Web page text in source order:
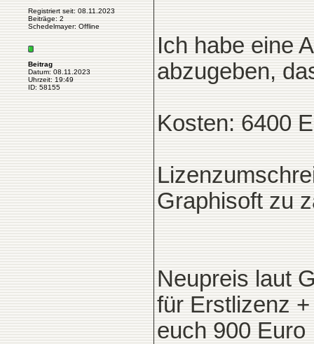
Registriert seit: 08.11.2023
Beiträge: 2
Schedelmayer: Offline
Beitrag
Datum: 08.11.2023
Uhrzeit: 19:49
ID: 58155
Ich habe eine
abzugeben,
Kosten: 6400
Graphisoft zu
Neupreis laut
für Erstlizenz
euch 900 Euro